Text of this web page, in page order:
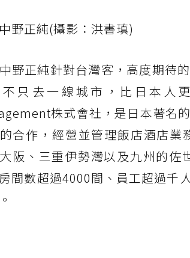
野正純(攝影：洪書瑱)
野正純針對台灣客，高度期待
只去一線城市，比日本人
株式會社，是日本著名
合作，經營並管理飯店酒店業
阪、三重伊勢灣以及九州的
間數超過4000間、員工超過千